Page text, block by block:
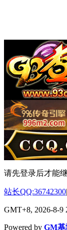
请先登录后才能
站长QQ:36742300|
GMT+8, 2026-8-9
Powered by GM基